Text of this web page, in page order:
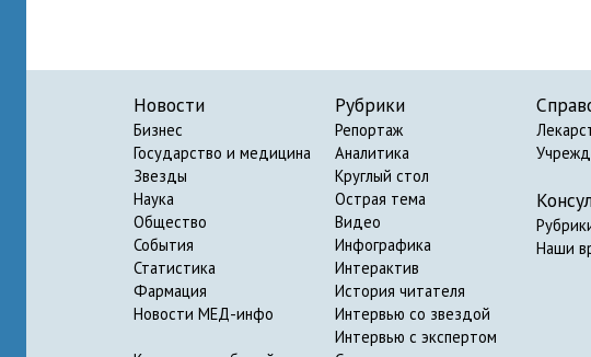
Новости
Бизнес
Государство и медицина
Звезды
Наука
Общество
События
Статистика
Фармация
Новости МЕД-инфо
Рубрики
Репортаж
Аналитика
Круглый стол
Острая тема
Видео
Инфографика
Интерактив
История читателя
Интервью со звездой
Интервью с экспертом
Наши